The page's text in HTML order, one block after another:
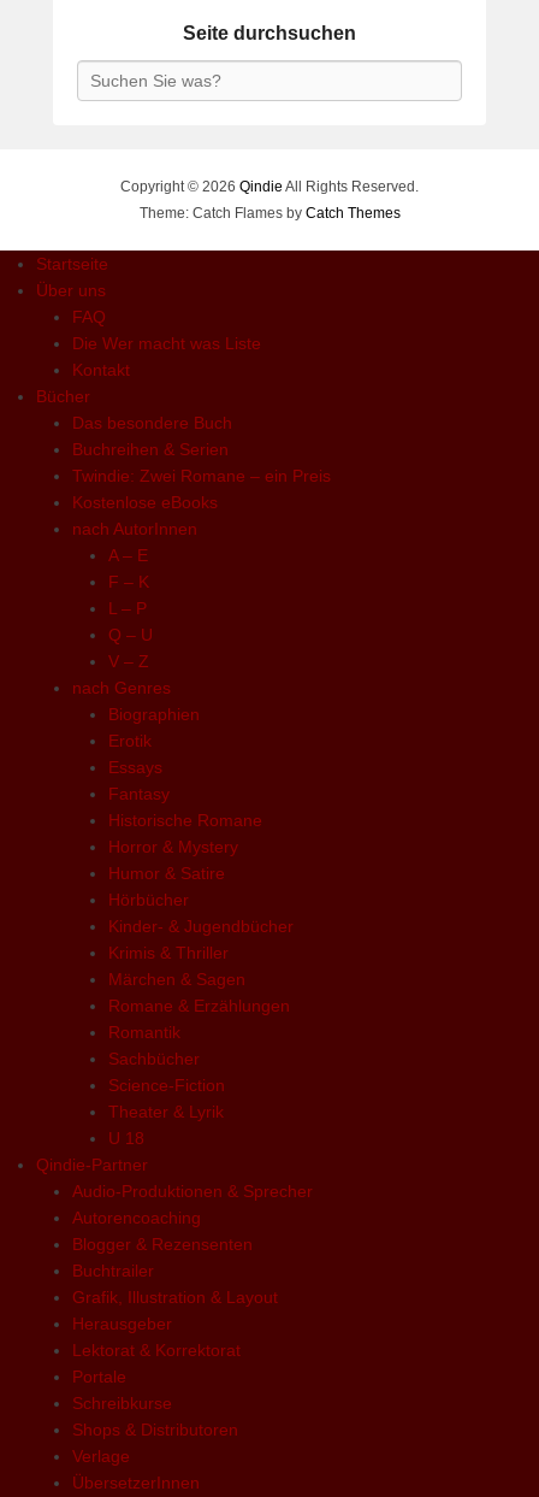
Seite durchsuchen
Search
Copyright © 2026 Qindie All Rights Reserved.
Theme: Catch Flames by Catch Themes
Startseite
Über uns
FAQ
Die Wer macht was Liste
Kontakt
Bücher
Das besondere Buch
Buchreihen & Serien
Twindie: Zwei Romane – ein Preis
Kostenlose eBooks
nach AutorInnen
A – E
F – K
L – P
Q – U
V – Z
nach Genres
Biographien
Erotik
Essays
Fantasy
Historische Romane
Horror & Mystery
Humor & Satire
Hörbücher
Kinder- & Jugendbücher
Krimis & Thriller
Märchen & Sagen
Romane & Erzählungen
Romantik
Sachbücher
Science-Fiction
Theater & Lyrik
U 18
Qindie-Partner
Audio-Produktionen & Sprecher
Autorencoaching
Blogger & Rezensenten
Buchtrailer
Grafik, Illustration & Layout
Herausgeber
Lektorat & Korrektorat
Portale
Schreibkurse
Shops & Distributoren
Verlage
ÜbersetzerInnen